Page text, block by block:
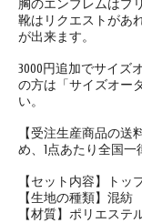
胸のエンブレムはプ
靴はリクエストがあ
が出来ます。
3000円追加でサイズ
の方は「サイズオー
い。
【受注生産商品の
め、1点あたり全国一
【セット内容】ト
【生地の種類】混紡
【材質】ポリエステ